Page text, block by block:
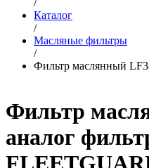
/
Каталог
/
Масляные фильтры
/
Фильтр маслянный
Фильтр
аналог